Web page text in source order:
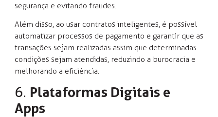
segurança e evitando fraudes.
Além disso, ao usar contratos inteligentes, é possível
automatizar processos de pagamento e garantir que as
transações sejam realizadas assim que determinadas
condições sejam atendidas, reduzindo a burocracia e
melhorando a eficiência.
6. Plataformas Digitais e
Apps